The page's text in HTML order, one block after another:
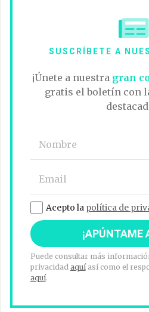
SUSCRÍBETE A
¡Únete a nuestra gran
gratis el boletín con
Acepto la política de
Puede consultar más
privacidad aquíasí como el
aquí.